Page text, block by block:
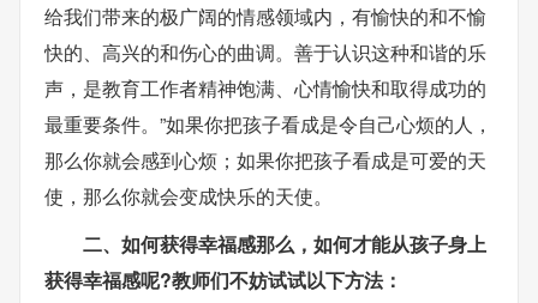
给我们带来的极广阔的情感领域内，有愉快的和不愉
快的、高兴的和伤心的曲调。善于认识这种和谐的乐
声，是教育工作者精神饱满、心情愉快和取得成功的
最重要条件。”如果你把孩子看成是令自己心烦的人，
那么你就会感到心烦；如果你把孩子看成是可爱的天
使，那么你就会变成快乐的天使。
二、如何获得幸福感那么，如何才能从孩子身上
获得幸福感呢?教师们不妨试试以下方法：